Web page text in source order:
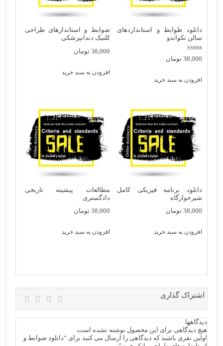
دانلود ظوابط و استانداردهای
سالن تكواندو
5.00
38,000 تومان
افزودن به سبد خرید
ضوابط و استاندارهای طراحی
کلنیک دندانپزشکی
38,000 تومان
افزودن به سبد خرید
دانلود برنامه فیزیکی کامل
شیرخوارگاه
38,000 تومان
افزودن به سبد خرید
مطالعات پیشینه تاریخی
دادگستری
38,000 تومان
افزودن به سبد خرید
اشتراک گذاری
دیدگاهها
هیچ دیدگاهی برای این محصول نوشته نشده است.
اولین نفری باشید که دیدگاهی را ارسال می کنید برای “دانلود ضوابط و